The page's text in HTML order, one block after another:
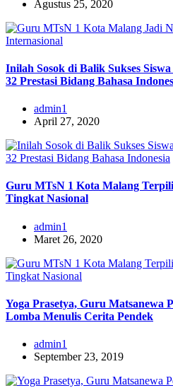
Agustus 25, 2020
Inilah Sosok di Balik Sukses
32 Prestasi Bidang Bahasa
admin1
April 27, 2020
Guru MTsN 1 Kota Malang
Tingkat Nasional
admin1
Maret 26, 2020
Yoga Prasetya, Guru Matsanewa
Lomba Menulis Cerita Pendek
admin1
September 23, 2019